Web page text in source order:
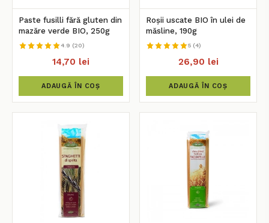
Paste fusilli fără gluten din
mazăre verde BIO, 250g
4.9 (20)
14,70 lei
ADAUGĂ ÎN COȘ
Roșii uscate BIO în ulei de
măsline, 190g
5 (4)
26,90 lei
ADAUGĂ ÎN COȘ